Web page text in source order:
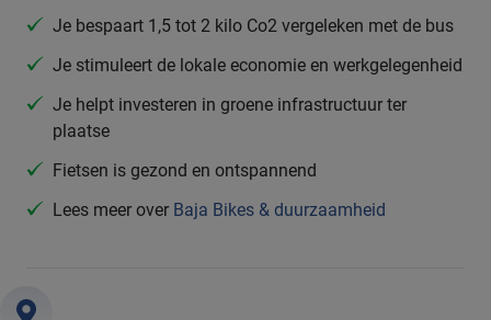
Je bespaart 1,5 tot 2 kilo Co2 vergeleken met de bus
Je stimuleert de lokale economie en werkgelegenheid
Je helpt investeren in groene infrastructuur ter
plaatse
Fietsen is gezond en ontspannend
Lees meer over Baja Bikes & duurzaamheid